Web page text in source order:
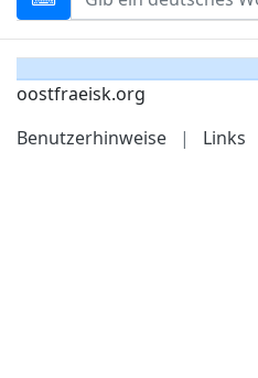
oostfraeisk.org
Benutzerhinweise
| Links